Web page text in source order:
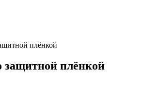
плёнкой
защитной плёнкой